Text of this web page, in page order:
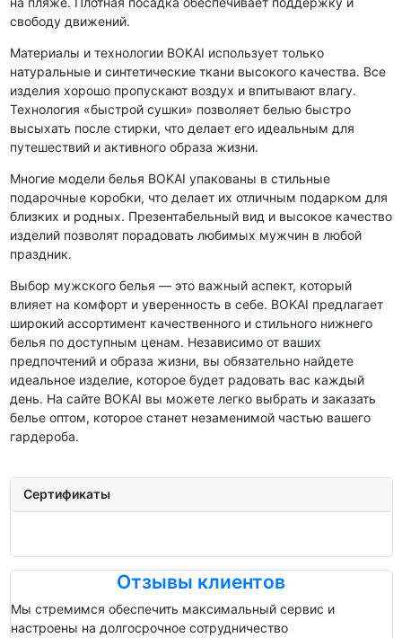
свободу движений.
Материалы и технологии BOKAI использует только
натуральные и синтетические ткани высокого качества. Все
изделия хорошо пропускают воздух и впитывают влагу.
Технология «быстрой сушки» позволяет белью быстро
высыхать после стирки, что делает его идеальным для
путешествий и активного образа жизни.
Многие модели белья BOKAI упакованы в стильные
подарочные коробки, что делает их отличным подарком для
близких и родных. Презентабельный вид и высокое качество
изделий позволят порадовать любимых мужчин в любой
праздник.
Выбор мужского белья — это важный аспект, который
влияет на комфорт и уверенность в себе. BOKAI предлагает
широкий ассортимент качественного и стильного нижнего
белья по доступным ценам. Независимо от ваших
предпочтений и образа жизни, вы обязательно найдете
идеальное изделие, которое будет радовать вас каждый
день. На сайте BOKAI вы можете легко выбрать и заказать
белье оптом, которое станет незаменимой частью вашего
гардероба.
Сертификаты
Отзывы клиентов
Мы стремимся обеспечить максимальный сервис и
настроены на долгосрочное сотрудничество